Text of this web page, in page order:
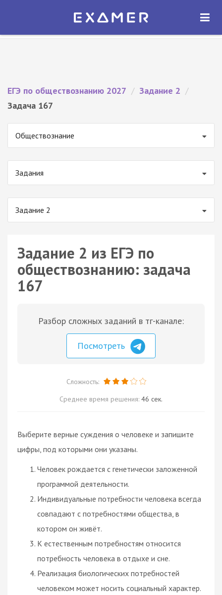
Экзамер — ЕГЭ 2027
ОТКРЫТЬ
ЕГЭ по обществознанию 2027 / Задание 2 /
Задача 167
Обществознание
Задания
Задание 2
Задание 2 из ЕГЭ по
обществознанию: задача
167
Разбор сложных заданий в тг-канале:
Посмотреть
Сложность:
Среднее время решения: 46 сек.
Выберите верные суждения о человеке и запишите
цифры, под которыми они указаны.
Человек рождается с генетически заложенной
программой деятельности.
Индивидуальные потребности человека всегда
совпадают с потребностями общества, в
котором он живёт.
К естественным потребностям относится
потребность человека в отдыхе и сне.
Реализация биологических потребностей
человеком может носить социальный характер.